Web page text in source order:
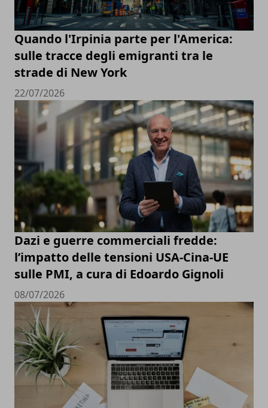
Quando l'Irpinia parte per l'America:
sulle tracce degli emigranti tra le
strade di New York
22/07/2026
Dazi e guerre commerciali fredde:
l’impatto delle tensioni USA-Cina-UE
sulle PMI, a cura di Edoardo Gignoli
08/07/2026